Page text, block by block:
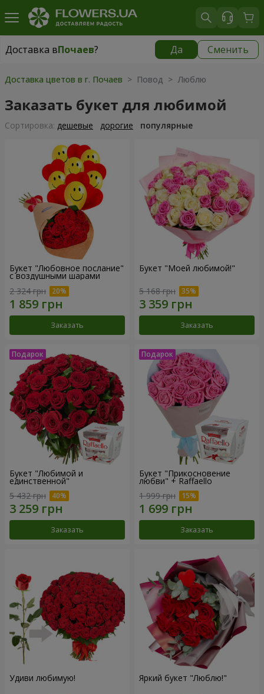
Доставка вПочаев? Да Сменить
Доставка вПочаев|
Доставка цветов в г. Почаев > Повод > Люблю
Заказать букет для любимой
Cортировка: дешевые дорогие популярные
Букет "Любовное послание"
с воздушными шарами
2 324 грн
Заказать
Букет "Моей любимой!"
5 168 грн
Заказать
Букет "Любимой и
единственной"
5 432 грн
Заказать
Букет "Прикосновение
любви" + Raffaello
1 999 грн
Заказать
Удиви любимую! Яркий букет "Люблю!"